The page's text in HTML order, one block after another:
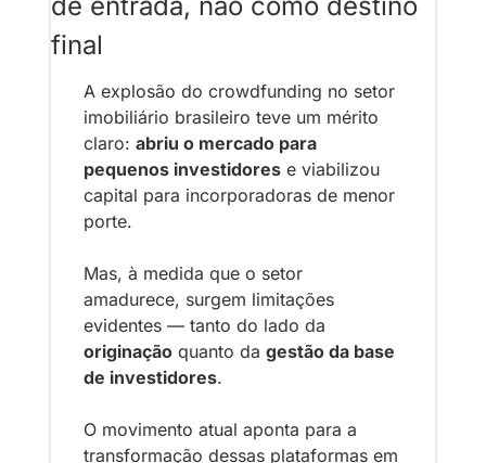
final
A explosão do crowdfunding no setor
imobiliário brasileiro teve um mérito
claro: abriu o mercado para
pequenos investidores e viabilizou
capital para incorporadoras de menor
porte.
Mas, à medida que o setor
amadurece, surgem limitações
originação quanto da gestão da base
de investidores.
O movimento atual aponta para a